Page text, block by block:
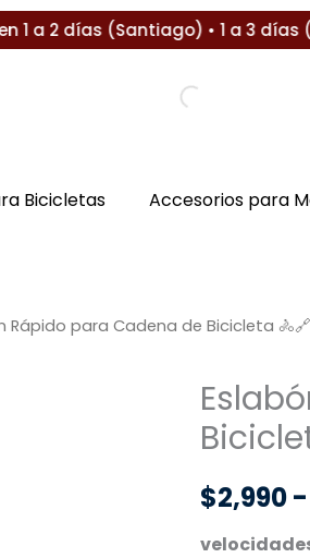
a 2 días (Santiago) • 1 a 3 días
Bicicletas Accesorios para
Rápido para Cadena de Bicicleta 🚴🔗
$2,990-
Eslabón